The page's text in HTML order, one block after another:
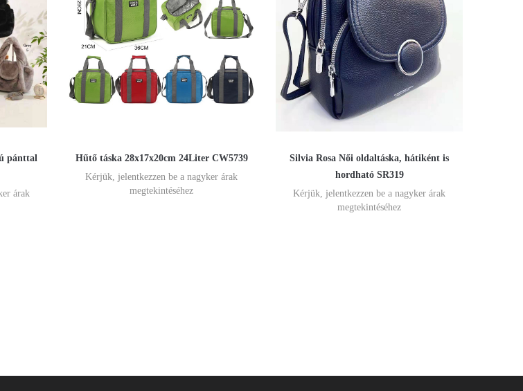
pánttal
árak
Hűtő táska 28x17x20cm 24Liter CW5739
Kérjük, jelentkezzen be a nagyker árak
megtekintéséhez
Silvia Rosa Női oldaltáska, hátiként is
hordható SR319
Kérjük, jelentkezzen be a nagyker árak
megtekintéséhez